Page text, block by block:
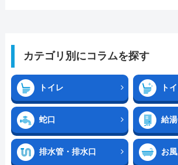
カテゴリ別にコラムを探す
トイレ ト
蛇口 給
排水管・排水口 お